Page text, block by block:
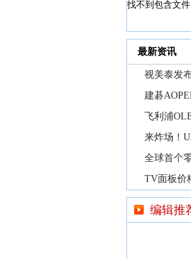
最新资讯
视美泰发
建碁
飞利浦
来炸场！
全球首个
TV面板价
编辑推